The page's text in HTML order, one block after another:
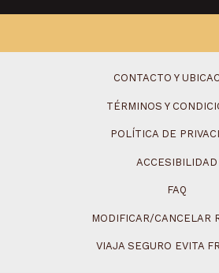
CONTACTO Y
TÉRMINOS Y
POLÍTICA DE
ACCESIBILIDAD
FAQ
MODIFICAR/CANCELAR
VIAJA SEGURO EVITA